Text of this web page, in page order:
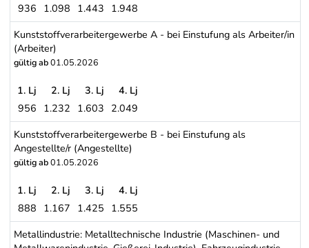
Metalltechnikgewerbe B - bei Einstufung als Angestellte/r
936 1.098 1.443 1.948
Kunststoffverarbeitergewerbe A - bei Einstufung als Arbeiter/in
(Arbeiter)
gültig ab01.05.2026
Kunststoffverarbeitergewerbe A - bei Einstufung als Arbeiter/in
1. Lj 2. Lj 3. Lj
4. Lj
956 1.232 1.603 2.049
Kunststoffverarbeitergewerbe B - bei Einstufung als
Angestellte/r (Angestellte)
gültig ab01.05.2026
Kunststoffverarbeitergewerbe B - bei Einstufung als Angestellte/
1. Lj 2. Lj 3. Lj
4. Lj
888 1.167 1.425 1.555
Metallindustrie: Metalltechnische Industrie (Maschinen- und